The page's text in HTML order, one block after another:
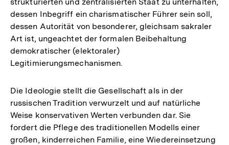
dessen Inbegriff ein charismatischer Führer sein soll,
dessen Autorität von besonderer, gleichsam sakraler
Art ist, ungeachtet der formalen Beibehaltung
demokratischer (elektoraler)
Legitimierungsmechanismen.
Die Ideologie stellt die Gesellschaft als in der
russischen Tradition verwurzelt und auf natürliche
Weise konservativen Werten verbunden dar. Sie
fordert die Pflege des traditionellen Modells einer
großen, kinderreichen Familie, eine Wiedereinsetzung